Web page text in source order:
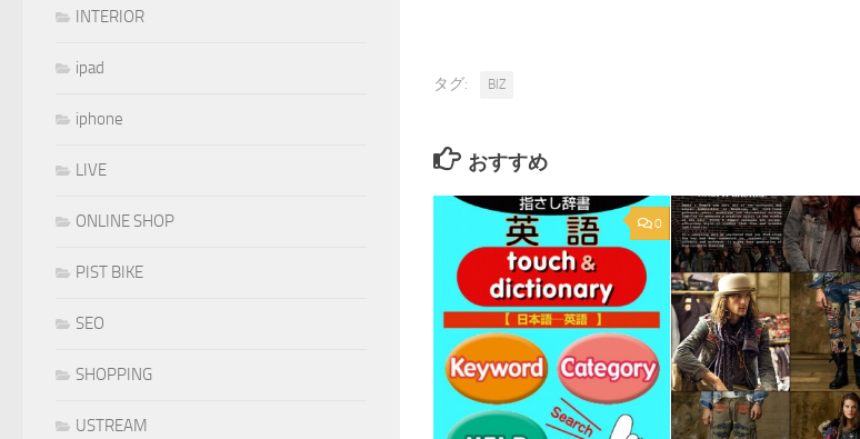
タグ: BIZ
おすすめ
0
INTERIOR
ipad
iphone
LIVE
ONLINE SHOP
PIST BIKE
SEO
SHOPPING
USTREAM